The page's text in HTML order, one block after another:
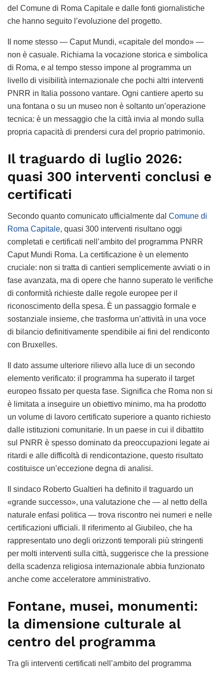
del Comune di Roma Capitale e dalle fonti giornalistiche
che hanno seguito l’evoluzione del progetto.
Il nome stesso — Caput Mundi, «capitale del mondo» —
non è casuale. Richiama la vocazione storica e simbolica
di Roma, e al tempo stesso impone al programma un
livello di visibilità internazionale che pochi altri interventi
PNRR in Italia possono vantare. Ogni cantiere aperto su
una fontana o su un museo non è soltanto un’operazione
tecnica: è un messaggio che la città invia al mondo sulla
propria capacità di prendersi cura del proprio patrimonio.
Il traguardo di luglio 2026:
quasi 300 interventi conclusi e
certificati
Secondo quanto comunicato ufficialmente dal Comune di
Roma Capitale, quasi 300 interventi risultano oggi
completati e certificati nell’ambito del programma PNRR
Caput Mundi Roma. La certificazione è un elemento
cruciale: non si tratta di cantieri semplicemente avviati o in
fase avanzata, ma di opere che hanno superato le verifiche
di conformità richieste dalle regole europee per il
riconoscimento della spesa. È un passaggio formale e
sostanziale insieme, che trasforma un’attività in una voce
di bilancio definitivamente spendibile ai fini del rendiconto
con Bruxelles.
Il dato assume ulteriore rilievo alla luce di un secondo
elemento verificato: il programma ha superato il target
europeo fissato per questa fase. Significa che Roma non si
è limitata a inseguire un obiettivo minimo, ma ha prodotto
un volume di lavoro certificato superiore a quanto richiesto
dalle istituzioni comunitarie. In un paese in cui il dibattito
sul PNRR è spesso dominato da preoccupazioni legate ai
ritardi e alle difficoltà di rendicontazione, questo risultato
costituisce un’eccezione degna di analisi.
Il sindaco Roberto Gualtieri ha definito il traguardo un
«grande successo», una valutazione che — al netto della
naturale enfasi politica — trova riscontro nei numeri e nelle
certificazioni ufficiali. Il riferimento al Giubileo, che ha
rappresentato uno degli orizzonti temporali più stringenti
per molti interventi sulla città, suggerisce che la pressione
della scadenza religiosa internazionale abbia funzionato
anche come acceleratore amministrativo.
Fontane, musei, monumenti:
la dimensione culturale al
centro del programma
Tra gli interventi certificati nell’ambito del programma